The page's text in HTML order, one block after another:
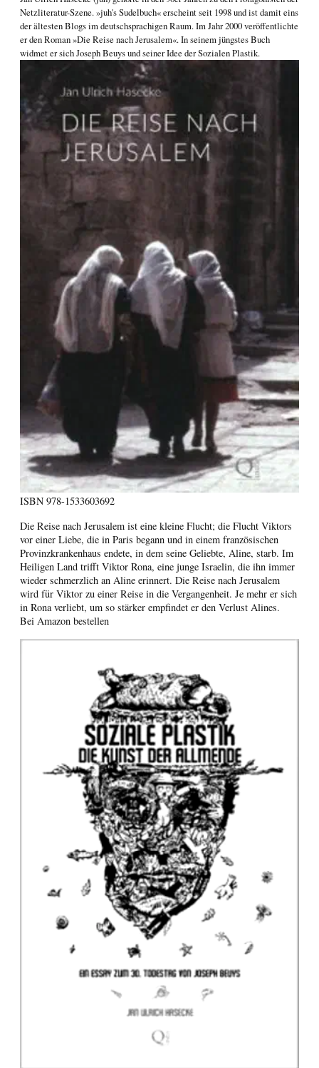
Netzliteratur-Szene. »juh's Sudelbuch« erscheint seit 1998 und ist damit eins
der ältesten Blogs im deutschsprachigen Raum. Im Jahr 2000 veröffentlichte
er den Roman»Die Reise nach Jerusalem«. In seinem jüngstes Buch
widmet er sichJoseph Beuys und seiner Idee der Sozialen Plastik.
ISBN 978-1533603692
Die Reise nach Jerusalem ist eine kleine Flucht; die Flucht Viktors
vor einer Liebe, die in Paris begann und in einem französischen
Provinzkrankenhaus endete, in dem seine Geliebte, Aline, starb. Im
Heiligen Land trifft Viktor Rona, eine junge Israelin, die ihn immer
wieder schmerzlich an Aline erinnert. Die Reise nach Jerusalem
wird für Viktor zu einer Reise in die Vergangenheit. Je mehr er sich
in Rona verliebt, um so stärker empfindet er den Verlust Alines.
Bei Amazon bestellen